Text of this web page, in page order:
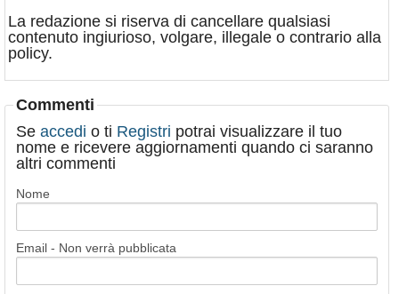
La redazione si riserva di cancellare qualsiasi
contenuto ingiurioso, volgare, illegale o contrario alla
policy.
Commenti
Se accedi o ti Registri potrai visualizzare il tuo
nome e ricevere aggiornamenti quando ci saranno
altri commenti
Nome
Email - Non verrà pubblicata